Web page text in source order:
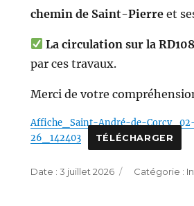
chemin de Saint-Pierreet
La circulation sur la
par ces travaux.
Merci de votre
Affiche_Saint-André-de-
26_142403
TÉLÉCHARGER
Publié
3 juillet 2026